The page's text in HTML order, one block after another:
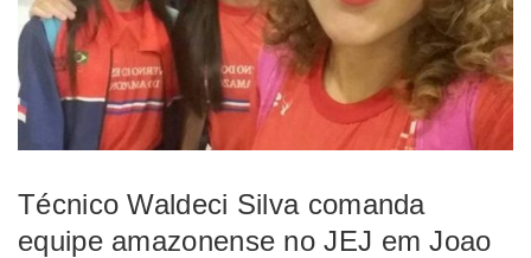
Técnico Waldeci Silva comanda
equipe amazonense no JEJ em Joao